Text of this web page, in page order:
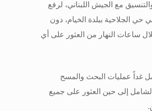
مع الجيش اللبناني، لرفع
حي الجلاحية ببلدة الخيام، دون
ساعات النهار من العثور على أي
غداً عمليات البحث والمسح
الشامل إلى حين العثور على جميع
.